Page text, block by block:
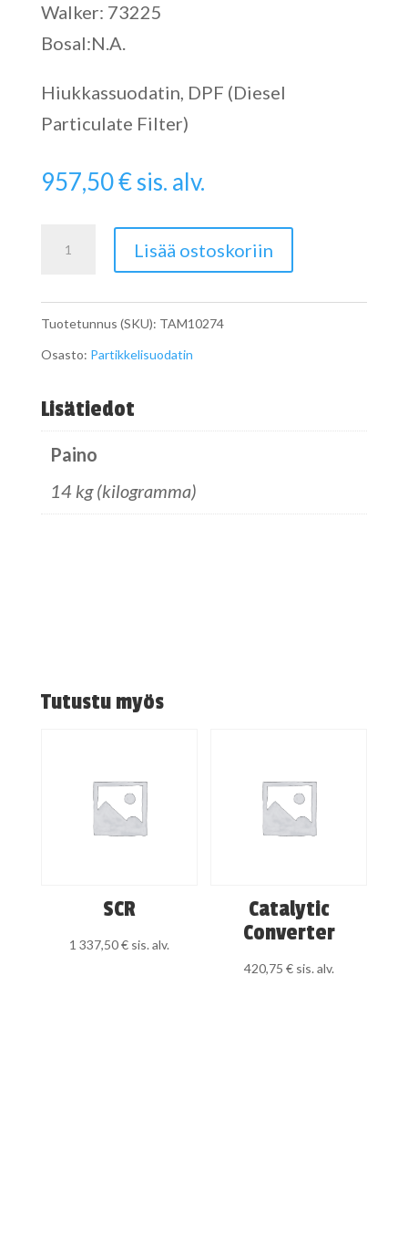
Walker: 73225
Bosal:N.A.
Hiukkassuodatin, DPF (Diesel
Particulate Filter)
957,50€sis. alv.
määrä
Lisää ostoskoriin
Tuotetunnus (SKU): TAM10274
Osasto: Partikkelisuodatin
Lisätiedot
Paino
14 kg (kilogramma)
Tutustu myös
SCR
1 337,50€ sis. alv.
Catalytic
Converter
420,75 € sis. alv.